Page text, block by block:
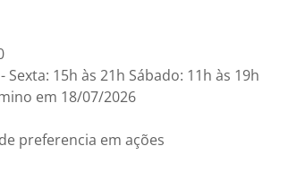
15h às 21h Sábado: 11h às 19h
em 18/07/2026
preferencia em ações